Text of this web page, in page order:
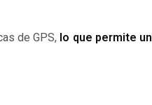
de GPS, lo que permite